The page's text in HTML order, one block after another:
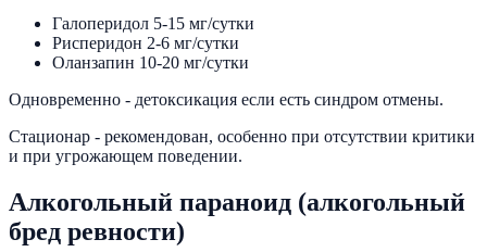
Галоперидол 5-15 мг/сутки
Рисперидон 2-6 мг/сутки
Оланзапин 10-20 мг/сутки
Одновременно - детоксикация если есть синдром отмены.
Стационар - рекомендован, особенно при отсутствии критики
и при угрожающем поведении.
Алкогольный параноид (алкогольный
бред ревности)